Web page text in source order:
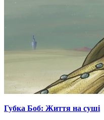
Губка Боб: Життя на суші